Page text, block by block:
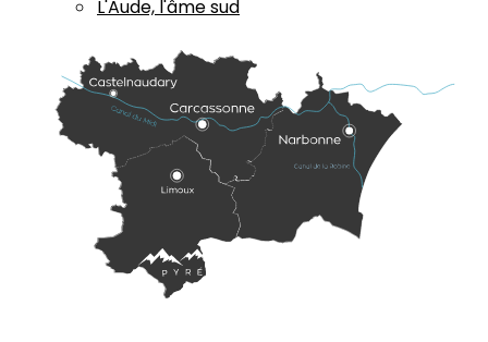
L'Aude, l'âme sud